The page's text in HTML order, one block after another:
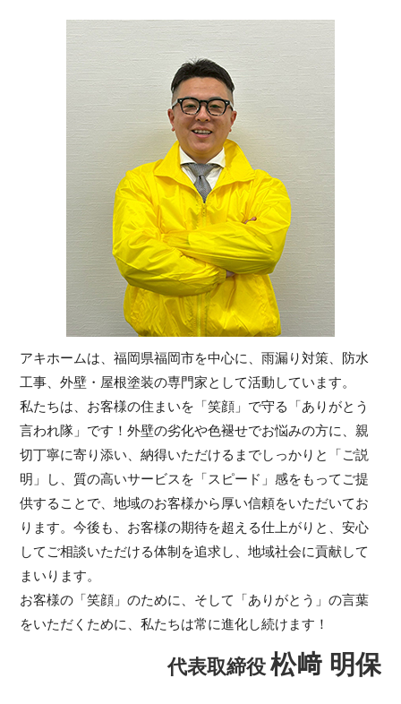
アキホームは、福岡県福岡市を中心に、雨漏り対策、防水
工事、外壁・屋根塗装の専門家として活動しています。
私たちは、お客様の住まいを「笑顔」で守る「ありがとう
言われ隊」です！外壁の劣化や色褪せでお悩みの方に、親
切丁寧に寄り添い、納得いただけるまでしっかりと「ご説
明」し、質の高いサービスを「スピード」感をもってご提
供することで、地域のお客様から厚い信頼をいただいてお
ります。今後も、お客様の期待を超える仕上がりと、安心
してご相談いただける体制を追求し、地域社会に貢献して
まいります。
お客様の「笑顔」のために、そして「ありがとう」の言葉
をいただくために、私たちは常に進化し続けます！
代表取締役 松﨑 明保